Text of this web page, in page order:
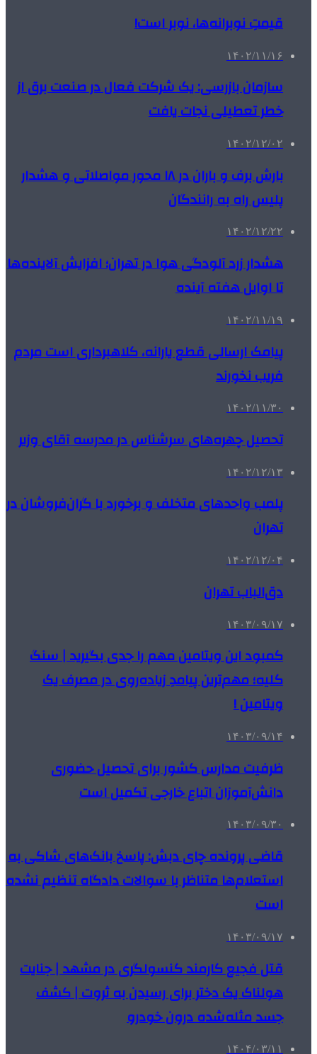
قیمتِ نوبرانه‌ها، نوبر است!
۱۴۰۲/۱۱/۱۶
سازمان بازرسی: یک شرکت‌ فعال در صنعت برق از
خطر تعطیلی نجات یافت
۱۴۰۲/۱۲/۰۲
بارش برف و باران در ۱۸ محور مواصلاتی و هشدار
پلیس راه به رانندگان
۱۴۰۲/۱۲/۲۲
هشدار زرد آلودگی هوا در تهران؛ افزایش آلاینده‌ها
تا اوایل هفته آینده
۱۴۰۲/۱۱/۱۹
پیامک ارسالی قطع یارانه، کلاهبرداری است مردم
فریب نخورند
۱۴۰۲/۱۱/۳۰
تحصیل چهره‌های سرشناس در مدرسه آقای وزیر
۱۴۰۲/۱۲/۱۳
پلمب واحدهای متخلف و برخورد با گران‌فروشان در
تهران
۱۴۰۲/۱۲/۰۴
دق‌الباب تهران
۱۴۰۳/۰۹/۱۷
کمبود این ویتامین مهم را جدی بگیرید | سنگ
کلیه؛ مهم‌ترین پیامدِ زیاده‌روی در مصرف یک
ویتامین !
۱۴۰۳/۰۹/۱۴
ظرفیت مدارس کشور برای تحصیل حضوری
دانش‌آموزان اتباع خارجی تکمیل است
۱۴۰۳/۰۹/۳۰
قاضی پرونده چای دبش: پاسخ بانک‌های شاکی به
استعلام‌ها متناظر با سوالات دادگاه تنظیم نشده
است
۱۴۰۳/۰۹/۱۷
قتل فجیع کارمند کنسولگری در مشهد | جنایت
هولناک یک دختر برای رسیدن به ثروت | کشف
جسد مثله‌شده درون خودرو
۱۴۰۴/۰۳/۱۱